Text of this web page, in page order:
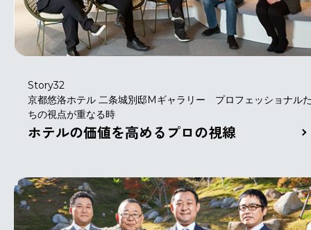
Story32
京都悠洛ホテル 二条城別邸Mギャラリー プロフェッショナル
ちの視点が重なる時
ホテルの価値を高めるプロの視線